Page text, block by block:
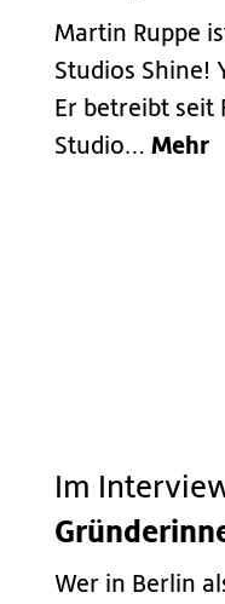
Martin Ruppe
Studios Shine!
Er betreibt seit
Studio… Mehr
Im
Wer in Berlin